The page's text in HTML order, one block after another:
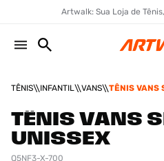
Artwalk: Sua Loja de
TÊNIS INFANTIL VANS TÊNIS VANS
TÊNIS VANS
UNISSEX
Q5NF3-X-700